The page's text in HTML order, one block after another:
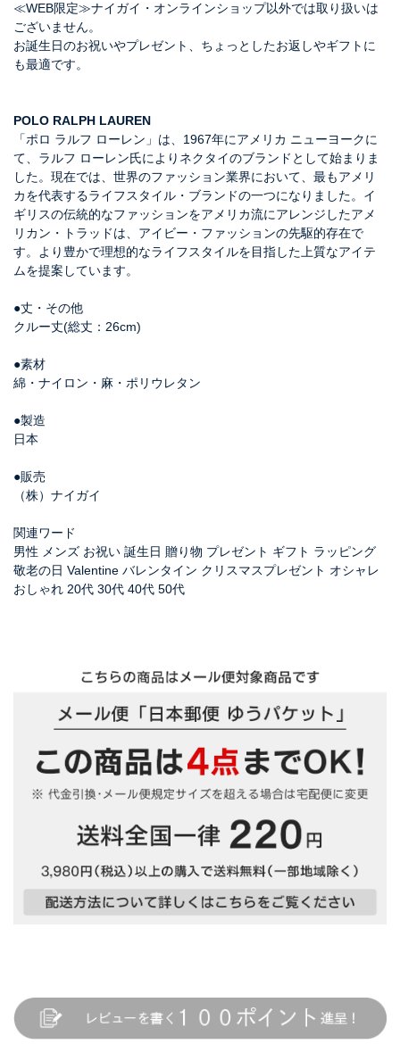
≪WEB限定≫ナイガイ・オンラインショップ以外では取り扱いは
ございません。
お誕生日のお祝いやプレゼント、ちょっとしたお返しやギフトに
も最適です。
POLO RALPH LAUREN
「ポロ ラルフ ローレン」は、1967年にアメリカ ニューヨークに
て、ラルフ ローレン氏によりネクタイのブランドとして始まりま
した。現在では、世界のファッション業界において、最もアメリ
カを代表するライフスタイル・ブランドの一つになりました。イ
ギリスの伝統的なファッションをアメリカ流にアレンジしたアメ
リカン・トラッドは、アイビー・ファッションの先駆的存在で
す。より豊かで理想的なライフスタイルを目指した上質なアイテ
ムを提案しています。
●丈・その他
クルー丈(総丈：26cm)
●素材
綿・ナイロン・麻・ポリウレタン
●製造
日本
●販売
（株）ナイガイ
関連ワード
男性 メンズ お祝い 誕生日 贈り物 プレゼント ギフト ラッピング
敬老の日 Valentine バレンタイン クリスマスプレゼント オシャレ
おしゃれ 20代 30代 40代 50代